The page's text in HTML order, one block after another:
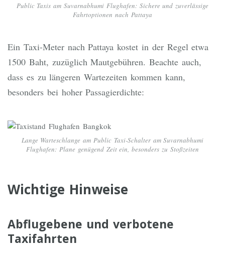
Public Taxis am Suvarnabhumi Flughafen: Sichere und zuverlässige
Fahrtoptionen nach Pattaya
Ein Taxi-Meter nach Pattaya kostet in der Regel etwa
1500 Baht, zuzüglich Mautgebühren. Beachte auch,
dass es zu längeren Wartezeiten kommen kann,
besonders bei hoher Passagierdichte:
Lange Warteschlange am Public Taxi-Schalter am Suvarnabhumi
Flughafen: Plane genügend Zeit ein, besonders zu Stoßzeiten
Wichtige Hinweise
Abflugebene und verbotene
Taxifahrten